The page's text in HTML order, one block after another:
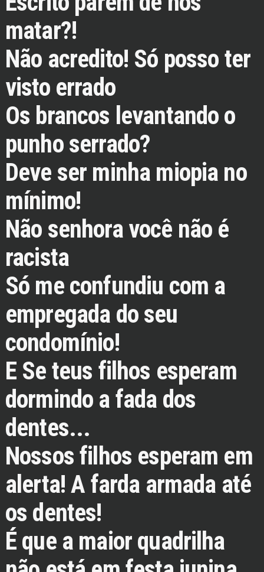
matar?!
Não acredito! Só posso ter
visto errado
Os brancos levantando o
punho serrado?
Deve ser minha miopia no
mínimo!
Não senhora você não é
racista
Só me confundiu com a
empregada do seu
condomínio!
E Se teus filhos esperam
dormindo a fada dos
dentes...
Nossos filhos esperam em
alerta! A farda armada até
os dentes!
É que a maior quadrilha